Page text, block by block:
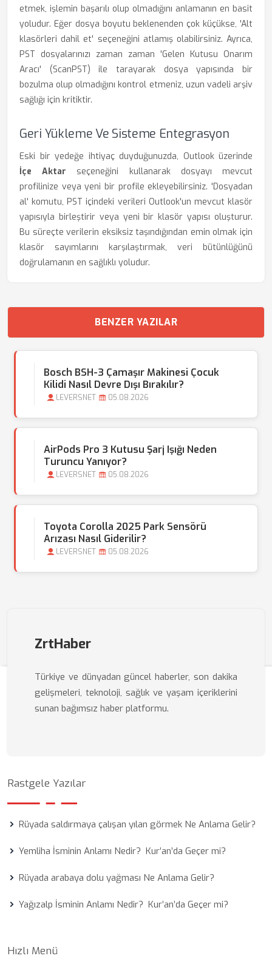
etmek, işlemin başarılı olup olmadığını anlamanın en basit
yoludur. Eğer dosya boyutu beklenenden çok küçükse, 'Alt
klasörleri dahil et' seçeneğini atlamış olabilirsiniz. Ayrıca,
PST dosyalarınızı zaman zaman 'Gelen Kutusu Onarım
Aracı' (ScanPST) ile tarayarak dosya yapısında bir
bozulma olup olmadığını kontrol etmeniz, uzun vadeli arşiv
sağlığı için kritiktir.
Geri Yükleme Ve Sisteme Entegrasyon
Eski bir yedeğe ihtiyaç duyduğunuzda, Outlook üzerinde
İçe Aktar seçeneğini kullanarak dosyayı mevcut
profilinize veya yeni bir profile ekleyebilirsiniz. 'Dosyadan
al' komutu, PST içindeki verileri Outlook'un mevcut klasör
yapısıyla birleştirir veya yeni bir klasör yapısı oluşturur.
Bu süreçte verilerin eksiksiz taşındığından emin olmak için
klasör sayımlarını karşılaştırmak, veri bütünlüğünü
doğrulamanın en sağlıklı yoludur.
BENZER YAZILAR
Bosch BSH-3 Çamaşır Makinesi Çocuk
Kilidi Nasıl Devre Dışı Bırakılır?
LEVERSNET 05.08.2026
AirPods Pro 3 Kutusu Şarj Işığı Neden
Turuncu Yanıyor?
LEVERSNET 05.08.2026
Toyota Corolla 2025 Park Sensörü
Arızası Nasıl Giderilir?
LEVERSNET 05.08.2026
ZrtHaber
Türkiye ve dünyadan güncel haberler, son dakika
gelişmeleri, teknoloji, sağlık ve yaşam içeriklerini
sunan bağımsız haber platformu.
Rastgele Yazılar
Rüyada saldırmaya çalışan yılan görmek Ne Anlama Gelir?
Yemliha İsminin Anlamı Nedir? Kur’an’da Geçer mi?
Rüyada arabaya dolu yağması Ne Anlama Gelir?
Yağızalp İsminin Anlamı Nedir? Kur’an’da Geçer mi?
Hızlı Menü